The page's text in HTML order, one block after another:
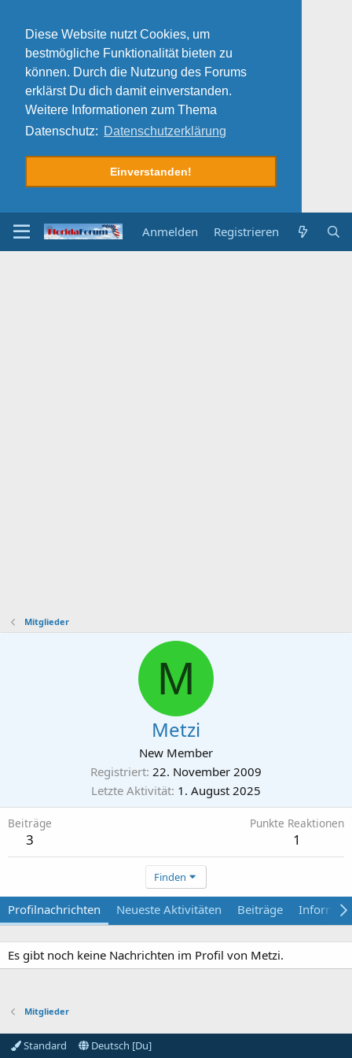
Diese Website nutzt Cookies, um
bestmögliche Funktionalität bieten zu
können. Durch die Nutzung des Forums
erklärst Du dich damit einverstanden.
Weitere Informationen zum Thema
Datenschutz: Datenschutzerklärung
Einverstanden!
Anmelden Registrieren
Mitglieder
M
Metzi
New Member
Registriert 22. November 2009
Letzte Aktivität 1. August 2025
Beiträge
3
Punkte Reaktionen
1
Finden
Profilnachrichten Neueste Aktivitäten Beiträge
Es gibt noch keine Nachrichten im Profil von Metzi.
Mitglieder
Standard Deutsch [Du]